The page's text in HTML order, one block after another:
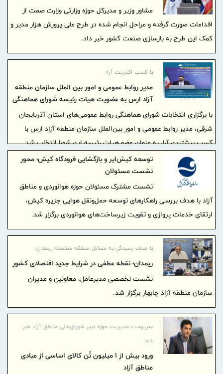
مشاور وزیر و مدیرکل حوزه وزارتی وزارت صمت از
اقدامات صورت گرفته و مراحل انجام شده در طرح ملی پرورش هزار مدیر و
کمک این طرح به بازسازی صنعت کشور خبر داد.
با کسب اکثریت آرا؛
مدیر روابط عمومی و امور بین الملل سازمان منطقه
آزاد ارس به عضویت هیات رئیسه شورای هماهنگی
روابط عمومی‌های آذربایجان شرقی درآمد
با برگزاری انتخابات شورای هماهنگی روابط عمومی‌های استان آذربایجان
شرقی، مدیر روابط عمومی و امور بین‌الملل سازمان منطقه آزاد ارس با
کسب بیشترین آرا، به عنوان عضو هیات رئیسه این شورا انتخاب شد.
توسعه کیش‌ایر و بازگشایی فرودگاه کیش؛ محور
نشست مسئولان
نشست مشترک مسئولان حوزه هوانوردی و مناطق
آزاد با هدف بررسی راهکارهای توسعه حمل‌ونقل هوایی جزیره کیش،
ارتقای خدمات پروازی و تقویت زیرساخت‌های هوانوردی برگزار شد.
با هدف رسیدگی به مسائل منطقه منفصله ریمدان:
ریمدان؛ نقطه عطفی در شرایط جدید اقتصادی کشور
نشست تخصصی مدیرعامل، معاونین و مدیران
سازمان منطقه آزاد چابهار برگزار شد.
سرپرست مدیریت حوزه دبیر شورای‌عالی مناطق آزاد خبر
داد:
ورود بیش از 1 میلیون تُن کالای اساسی از مبادی
مناطق آزاد